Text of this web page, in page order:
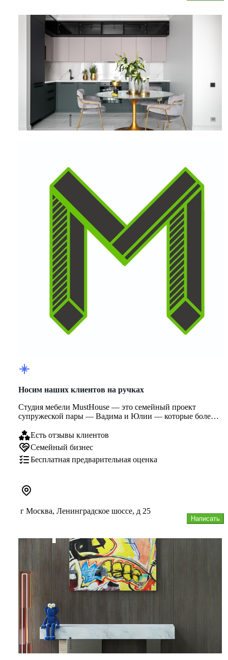
Носим наших клиентов на ручках
Студия мебели MustHouse — это семейный проект
супружеской пары — Вадима и Юлии — которые более
Есть отзывы клиентов
Семейный бизнес
Бесплатная предварительная оценка
Написать
г Москва, Ленинградское шоссе, д 25